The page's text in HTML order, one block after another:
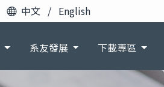
中文 / English
系友發展 下載專區